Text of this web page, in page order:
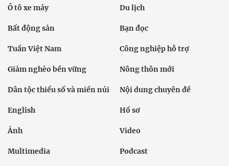
Ô tô xe máy Du lịch
Bất động sản Bạn đọc
Tuần Việt Nam Công nghiệp hỗ trợ
Giảm nghèo bền vững Nông thôn mới
Dân tộc thiểu số và miền núi Nội dung chuyên đề
English Hồ sơ
Ảnh Video
Multimedia Podcast